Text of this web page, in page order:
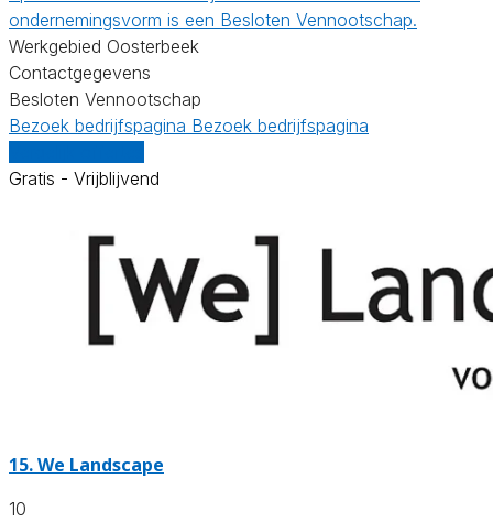
ondernemingsvorm is een Besloten Vennootschap.
Werkgebied Oosterbeek
Contactgegevens
Besloten Vennootschap
Bezoek bedrijfspagina Bezoek bedrijfspagina
Gratis - Vrijblijvend
15.We Landscape
10